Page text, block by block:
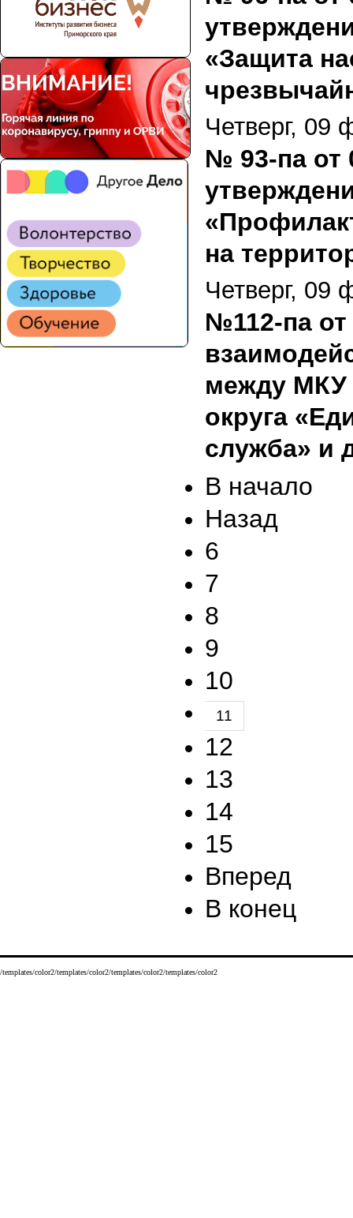
«Защита
Четверг, 09
№ 93-па от
на
Четверг, 09
№112-па от
между МКУ
округа
служба» и
В начало
Назад
6
7
8
9
10
11
12
13
14
15
Вперед
В конец
/templates/color2/templates/color2/templates/color2/templates/color2